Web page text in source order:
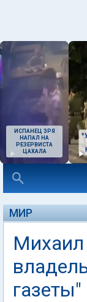
ИСПАНЕЦ ЗРЯ
НАПАЛ НА
РЕЗЕРВИСТА
ЦАХАЛА
МИР
Михаил
газеты"